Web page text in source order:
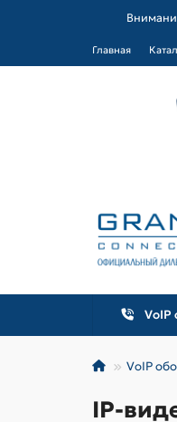
Главная
VoIP
VoIP
IP-